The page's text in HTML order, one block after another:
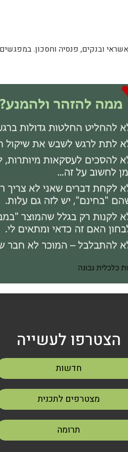
ובנקים, פנסיה וחסכון.
הצטרפו לעשייה
חדשות
מצטרפים לתכנית
תרומה